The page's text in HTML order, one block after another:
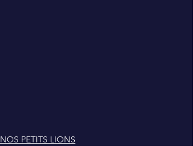
NOS PETITS LIONS